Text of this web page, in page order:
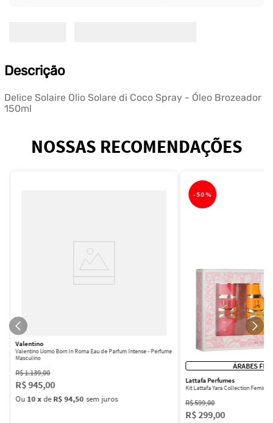
Descrição
Delice Solaire Olio Solare di Coco Spray - Óleo Brozeador
150ml
NOSSAS RECOMENDAÇÕES
Valentino
Valentino Uomo Born In Roma Eau de Parfum Intense - Perfume
Masculino
R$1.139,00
R$945,00
Ou 10xdeR$ 94,50 sem juros
-50%
ÁRABES
Lattafa Perfumes
Kit Lattafa Yara Collection
R$599,00
R$299,00